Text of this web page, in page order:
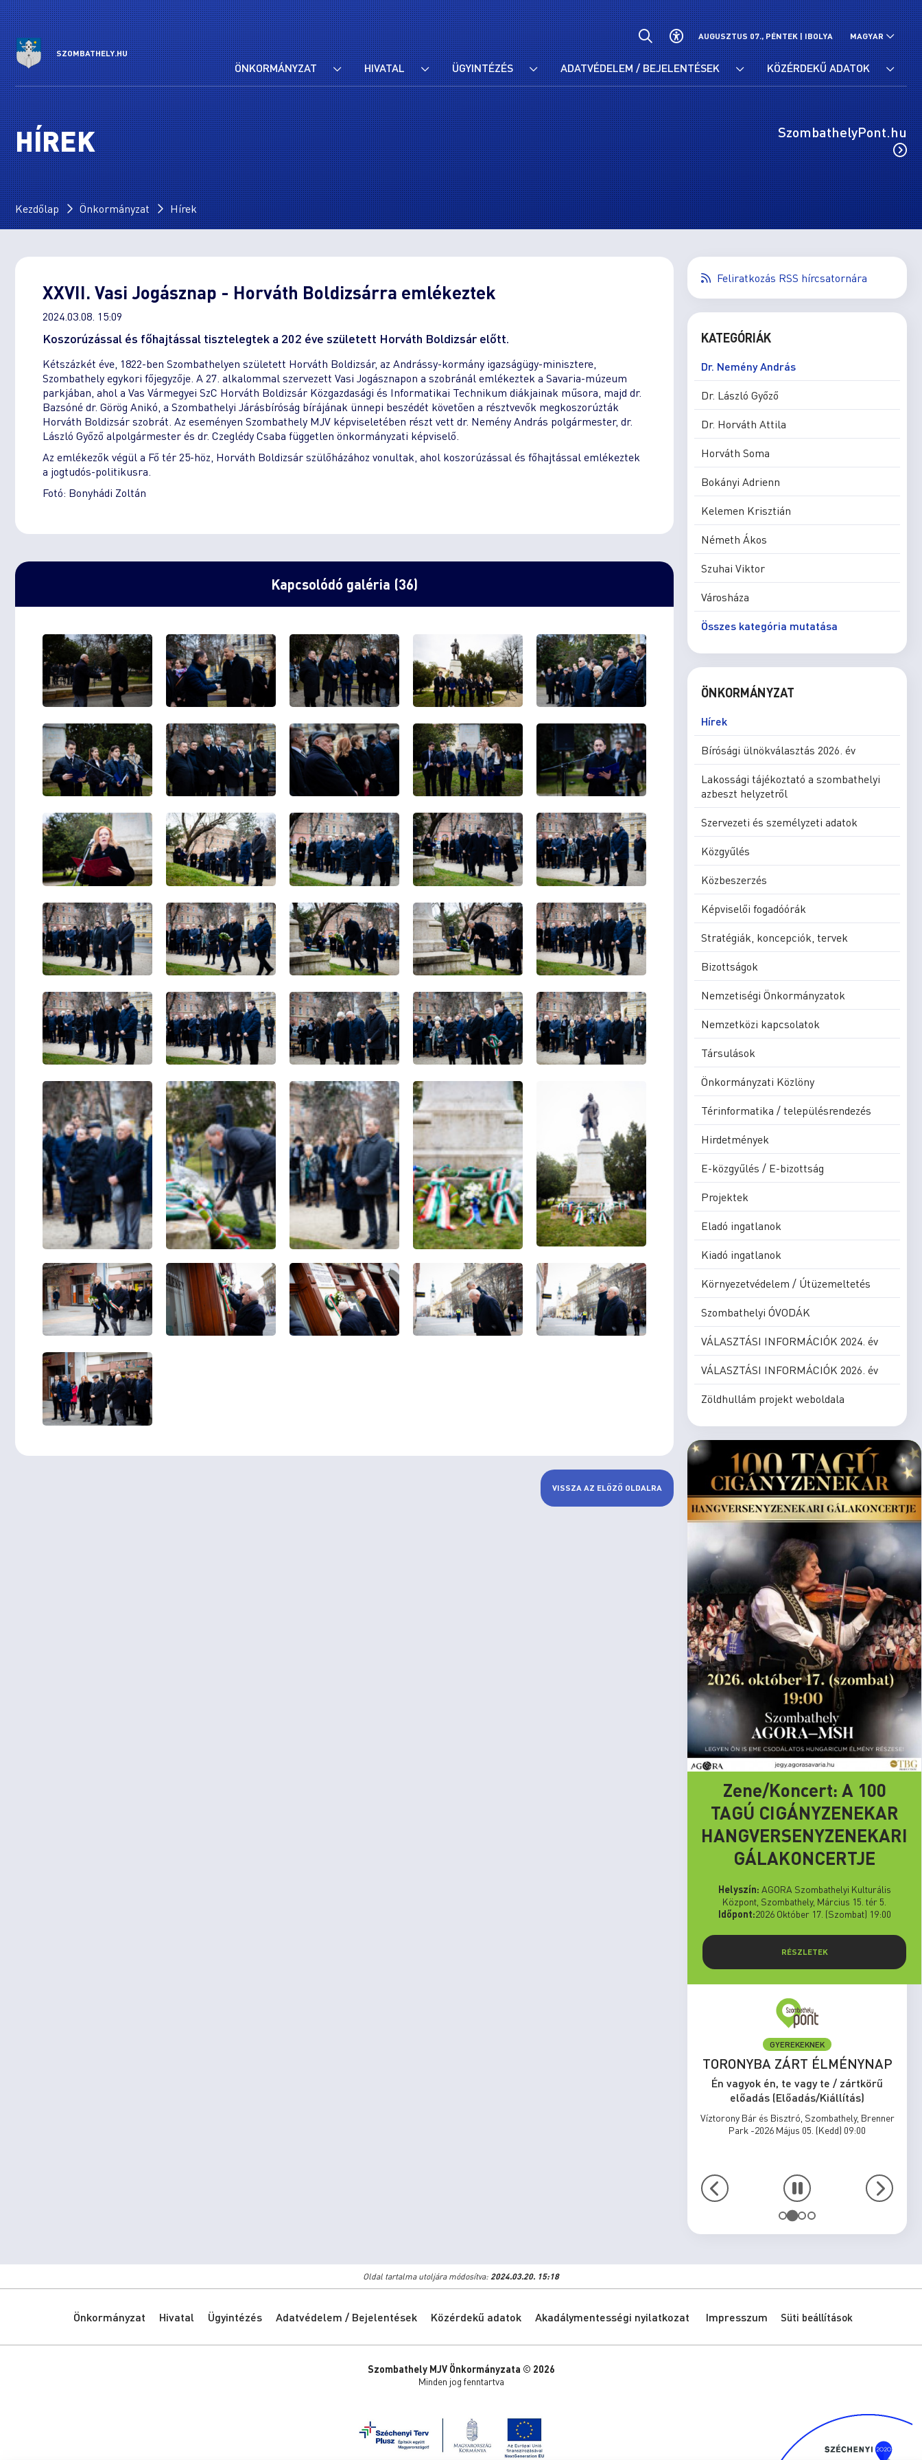
SZOMBATHELY.HU
AUGUSZTUS 07., PÉNTEK |IBOLYA MAGYAR
ÖNKORMÁNYZAT HIVATAL ÜGYINTÉZÉS ADATVÉDELEM / BEJELENTÉSEK KÖZÉRDEKŰ ADATOK
HÍREK SzombathelyPont.hu
Kezdőlap Önkormányzat Hírek
XXVII. Vasi Jogásznap - Horváth Boldizsárra emlékeztek
2024.03.08. 15:09
Koszorúzással és főhajtással tisztelegtek a 202 éve született Horváth Boldizsár előtt.
Kétszázkét éve, 1822-ben Szombathelyen született Horváth Boldizsár, az Andrássy-kormány igazságügy-minisztere,
Szombathely egykori főjegyzője. A 27. alkalommal szervezett Vasi Jogásznapon a szobránál emlékeztek a Savaria-múzeum
parkjában, ahol a Vas Vármegyei SzC Horváth Boldizsár Közgazdasági és Informatikai Technikum diákjainak műsora, majd dr.
Bazsóné dr. Görög Anikó, a Szombathelyi Járásbíróság bírájának ünnepi beszédét követően a résztvevők megkoszorúzták
Horváth Boldizsár szobrát. Az eseményen Szombathely MJV képviseletében részt vett dr. Nemény András polgármester, dr.
László Győző alpolgármester és dr. Czeglédy Csaba független önkormányzati képviselő.
Az emlékezők végül a Fő tér 25-höz, Horváth Boldizsár szülőházához vonultak, ahol koszorúzással és főhajtással emlékeztek
a jogtudós-politikusra.
Fotó: Bonyhádi Zoltán
Kapcsolódó galéria (36)
VISSZA AZ ELŐZŐ OLDALRA
Feliratkozás RSS hírcsatornára
KATEGÓRIÁK
Dr. Nemény András
Dr. László Győző
Dr. Horváth Attila
Horváth Soma
Bokányi Adrienn
Kelemen Krisztián
Németh Ákos
Szuhai Viktor
Városháza
Összes kategória mutatása
ÖNKORMÁNYZAT
Hírek
Bírósági ülnökválasztás 2026. év
Lakossági tájékoztató a szombathelyi
azbeszt helyzetről
Szervezeti és személyzeti adatok
Közgyűlés
Közbeszerzés
Képviselői fogadóórák
Stratégiák, koncepciók, tervek
Bizottságok
Nemzetiségi Önkormányzatok
Nemzetközi kapcsolatok
Társulások
Önkormányzati Közlöny
Térinformatika / településrendezés
Hirdetmények
E-közgyűlés / E-bizottság
Projektek
Eladó ingatlanok
Kiadó ingatlanok
Környezetvédelem / Útüzemeltetés
Szombathelyi ÓVODÁK
VÁLASZTÁSI INFORMÁCIÓK 2024. év
VÁLASZTÁSI INFORMÁCIÓK 2026. év
Zöldhullám projekt weboldala
Zene/Koncert: A 100
TAGÚ CIGÁNYZENEKAR
HANGVERSENYZENEKARI
GÁLAKONCERTJE
Helyszín: AGORA Szombathelyi Kulturális
Központ, Szombathely, Március 15. tér 5.
Időpont:2026 Október 17. (Szombat) 19:00
RÉSZLETEK
GYEREKEKNEK
TORONYBA ZÁRT ÉLMÉNYNAP
Én vagyok én, te vagy te / zártkörű
előadás (Előadás/Kiállítás)
Víztorony Bár és Bisztró, Szombathely, Brenner
Park -2026 Május 05. (Kedd) 09:00
Oldal tartalma utoljára módosítva: 2024.03.20. 15:18
Önkormányzat Hivatal Ügyintézés Adatvédelem / Bejelentések Közérdekű adatok Akadálymentességi nyilatkozat Impresszum Süti beállítások
Szombathely MJV Önkormányzata © 2026
Minden jog fenntartva